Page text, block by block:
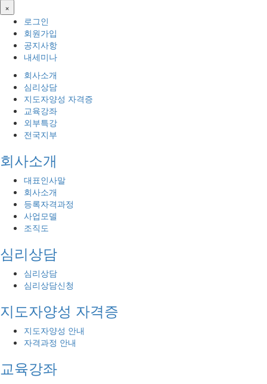
×
로그인
회원가입
공지사항
내세미나
회사소개
심리상담
지도자양성 자격증
교육강좌
외부특강
전국지부
회사소개
대표인사말
회사소개
등록자격과정
사업모델
조직도
심리상담
심리상담
심리상담신청
지도자양성 자격증
지도자양성 안내
자격과정 안내
교육강좌